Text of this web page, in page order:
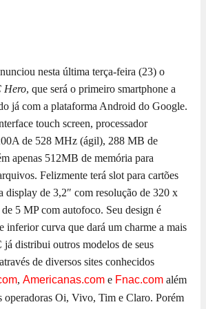
nesta última terça-feira (23) o
Hero, que será o primeiro smartphone a
já com a plataforma Android do Google.
touch screen, processador
de 528 MHz (ágil), 288 MB de
apenas 512MB de memória para
Felizmente terá slot para cartões
display de 3,2″ com resolução de 320 x
5 MP com autofoco. Seu design é
inferior curva que dará um charme a mais
distribui outros modelos de seus
de diversos sites conhecidos
, Americanas.com e Fnac.com além
operadoras Oi, Vivo, Tim e Claro. Porém